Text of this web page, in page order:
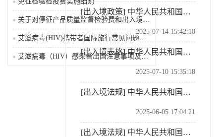
艾滋病毒（HIV）感染者出国注意事项及限制
[出入境政策] 中华人民共和国出入境通行证规定
2025-07-14 15:42:18
[出入境表格] 中华人民共和国海关进出境旅客行李物品申报单
2025-07-10 15:35:18
[出入境法规] 中华人民共和国海关法
2025-06-05 17:04:21
[出入境法规] 中华人民共和国关税法